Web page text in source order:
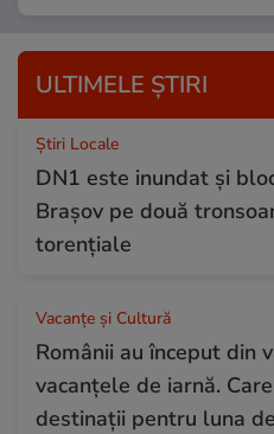
ULTIMELE ȘTIRI
Știri Locale
DN1 este inundat și
Brașov pe două
torențiale
Vacanțe și Cultură
Românii au început din
vacanțele de iarnă.
destinații pentru luna